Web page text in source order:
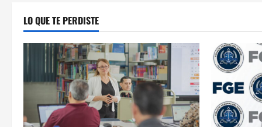
LO QUE TE PERDISTE